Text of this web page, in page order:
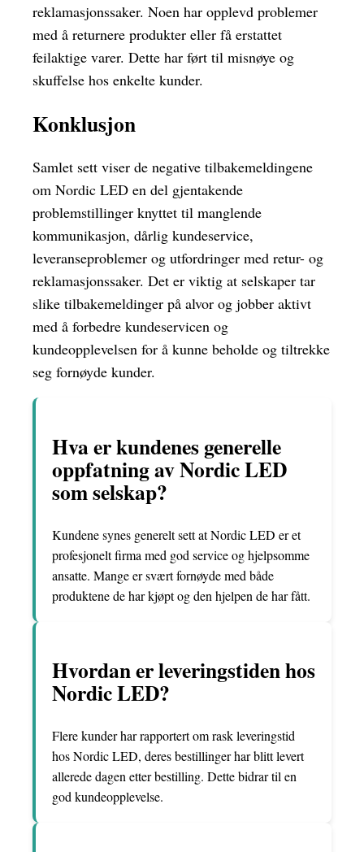
reklamasjonssaker. Noen har opplevd problemer
med å returnere produkter eller få erstattet
feilaktige varer. Dette har ført til misnøye og
skuffelse hos enkelte kunder.
Konklusjon
Samlet sett viser de negative tilbakemeldingene
om Nordic LED en del gjentakende
problemstillinger knyttet til manglende
kommunikasjon, dårlig kundeservice,
leveranseproblemer og utfordringer med retur- og
reklamasjonssaker. Det er viktig at selskaper tar
slike tilbakemeldinger på alvor og jobber aktivt
med å forbedre kundeservicen og
kundeopplevelsen for å kunne beholde og tiltrekke
seg fornøyde kunder.
Hva er kundenes generelle
oppfatning av Nordic LED
som selskap?
Kundene synes generelt sett at Nordic LED er et
profesjonelt firma med god service og hjelpsomme
ansatte. Mange er svært fornøyde med både
produktene de har kjøpt og den hjelpen de har fått.
Hvordan er leveringstiden hos
Nordic LED?
Flere kunder har rapportert om rask leveringstid
hos Nordic LED, deres bestillinger har blitt levert
allerede dagen etter bestilling. Dette bidrar til en
god kundeopplevelse.